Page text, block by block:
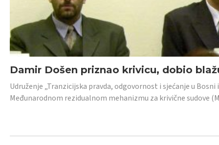
Damir Došen priznao krivicu, dobio
Udruženje „Tranzicijska pravda, odgovornost i sjećanje u
Međunarodnom rezidualnom mehanizmu za krivične sudove